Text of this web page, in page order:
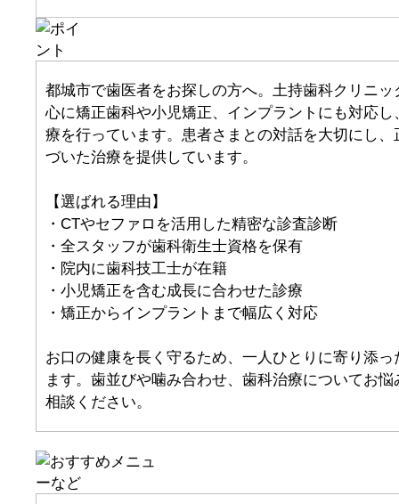
都城市で歯医者をお探しの方へ。土持歯科クリニ
心に矯正歯科や小児矯正、インプラントにも対応
療を行っています。患者さまとの対話を大切にし
づいた治療を提供しています。
【選ばれる理由】
・CTやセファロを活用した精密な診査診断
・全スタッフが歯科衛生士資格を保有
・院内に歯科技工士が在籍
・小児矯正を含む成長に合わせた診療
・矯正からインプラントまで幅広く対応
お口の健康を長く守るため、一人ひとりに寄り添
ます。歯並びや噛み合わせ、歯科治療についてお
相談ください。